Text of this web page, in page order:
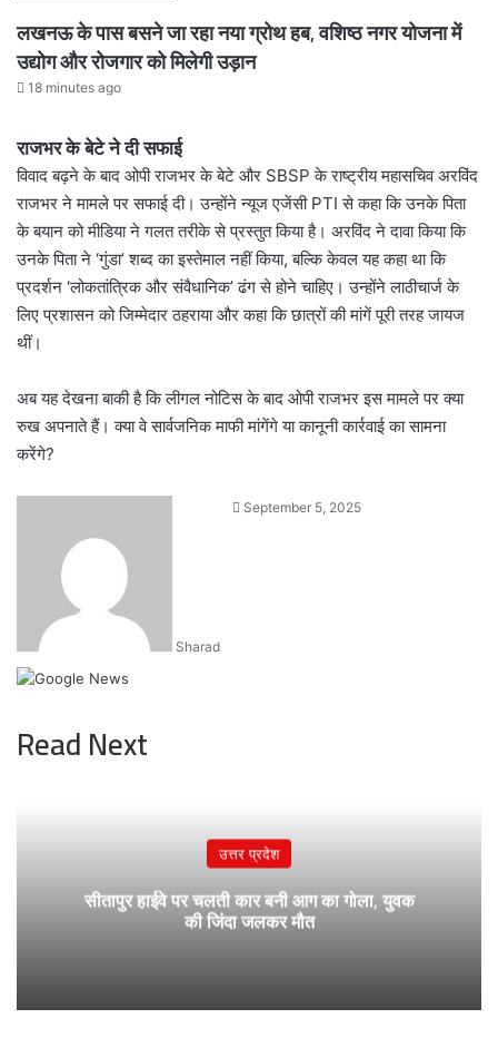
लखनऊ के पास बसने जा रहा नया ग्रोथ हब, वशिष्ठ नगर योजना में
उद्योग और रोजगार को मिलेगी उड़ान
18 minutes ago
राजभर के बेटे ने दी सफाई
विवाद बढ़ने के बाद ओपी राजभर के बेटे और SBSP के राष्ट्रीय महासचिव अरविंद
राजभर ने मामले पर सफाई दी। उन्होंने न्यूज एजेंसी PTI से कहा कि उनके पिता
के बयान को मीडिया ने गलत तरीके से प्रस्तुत किया है। अरविंद ने दावा किया कि
उनके पिता ने ‘गुंडा’ शब्द का इस्तेमाल नहीं किया, बल्कि केवल यह कहा था कि
प्रदर्शन ‘लोकतांत्रिक और संवैधानिक’ ढंग से होने चाहिए। उन्होंने लाठीचार्ज के
लिए प्रशासन को जिम्मेदार ठहराया और कहा कि छात्रों की मांगें पूरी तरह जायज
थीं।
अब यह देखना बाकी है कि लीगल नोटिस के बाद ओपी राजभर इस मामले पर क्या
रुख अपनाते हैं। क्या वे सार्वजनिक माफी मांगेंगे या कानूनी कार्रवाई का सामना
करेंगे?
Sharad
SendSeptember 5, 2025
Read Next
उत्तर प्रदेश
सीतापुर हाईवे पर चलती कार बनी आग का गोला, युवक
की जिंदा जलकर मौत